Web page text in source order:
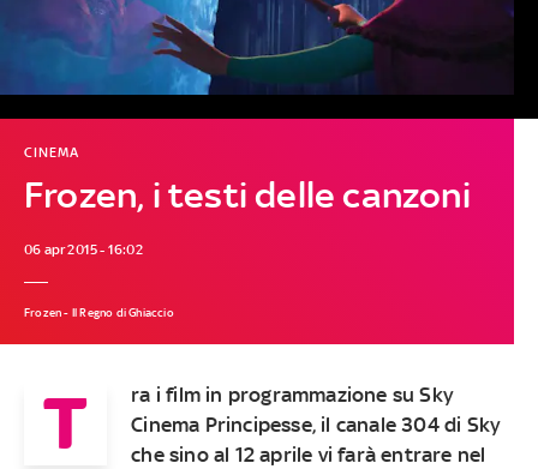
Frozen, i testi delle canzoni
CINEMA
06 apr 2015 - 16:02
Frozen - Il Regno di Ghiaccio
T
ra i film in programmazione su Sky
Cinema Principesse, il canale 304 di Sky
che sino al 12 aprile vi farà entrare nel